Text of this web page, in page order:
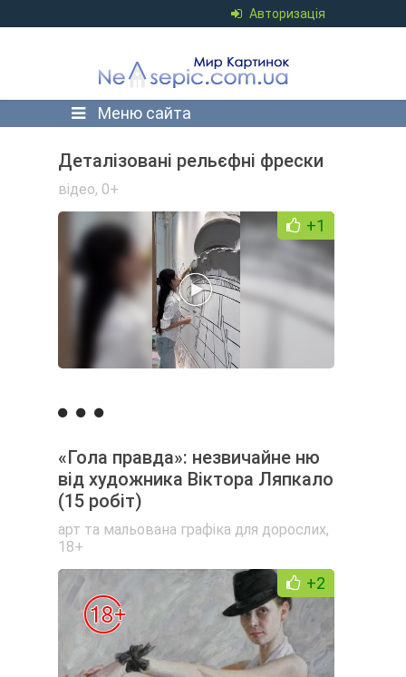
Авторизація
Меню сайта
Деталізовані рельєфні фрески
відео, 0+
+1
«Гола правда»: незвичайне ню
від художника Віктора Ляпкало
(15 робіт)
арт та мальована графіка для дорослих,
18+
+2